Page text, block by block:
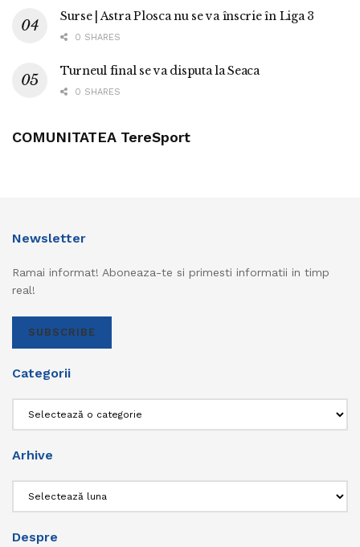
Surse | Astra Plosca nu se va înscrie în Liga 3
0 SHARES
Turneul final se va disputa la Seaca
0 SHARES
COMUNITATEA TereSport
Newsletter
Ramai informat! Aboneaza-te si primesti informatii in timp
real!
SUBSCRIBE
Categorii
Arhive
Despre